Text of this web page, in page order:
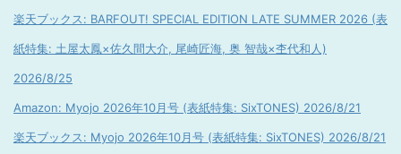
楽天ブックス: BARFOUT! SPECIAL EDITION LATE SUMMER 2026 (表
紙特集: 土屋太鳳×佐久間大介, 尾崎匠海, 奥 智哉×杢代和人)
2026/8/25
Amazon: Myojo 2026年10月号 (表紙特集: SixTONES) 2026/8/21
楽天ブックス: Myojo 2026年10月号 (表紙特集: SixTONES) 2026/8/21